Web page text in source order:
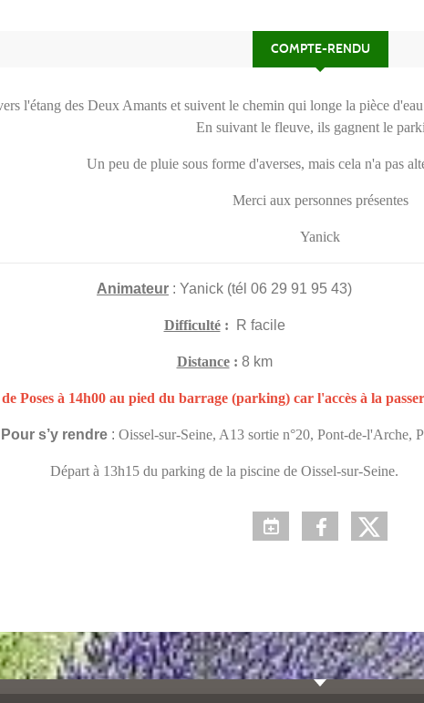
COMPTE-RENDU
l'étang des Deux Amants et suivent le chemin qui longe la pièce
En suivant le fleuve, ils gagnent le
Un peu de pluie sous forme d'averses, mais cela n'a pas
Merci aux personnes présentes
Yanick
Animateur : Yanick (tél 06 29 91 95 43)
Difficulté: R facile
Distance: 8 km
de Poses à 14h00 au pied du barrage (parking) car l'accès à la
Pour s’y rendre: Oissel-sur-Seine, A13 sortie n°20, Pont-de-l'Arche,
Départ à 13h15 du parking de la piscine de Oissel-sur-Seine.